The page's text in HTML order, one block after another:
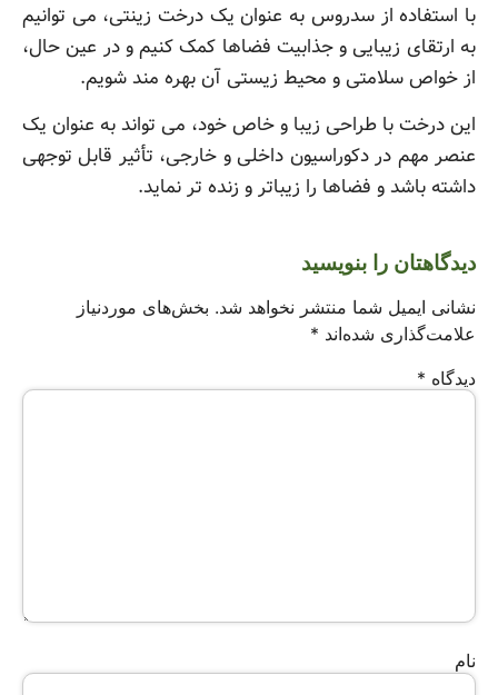
با استفاده از سدروس به عنوان یک درخت زینتی، می توانیم
به ارتقای زیبایی و جذابیت فضاها کمک کنیم و در عین حال،
از خواص سلامتی و محیط زیستی آن بهره مند شویم.
این درخت با طراحی زیبا و خاص خود، می تواند به عنوان یک
عنصر مهم در دکوراسیون داخلی و خارجی، تأثیر قابل توجهی
داشته باشد و فضاها را زیباتر و زنده تر نماید.
دیدگاهتان را بنویسید
نشانی ایمیل شما منتشر نخواهد شد. بخش‌های موردنیاز
علامت‌گذاری شده‌اند *
دیدگاه *
نام